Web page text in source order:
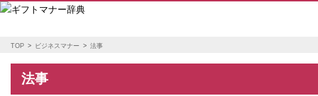
TOP ビジネスマナー 法事
法事